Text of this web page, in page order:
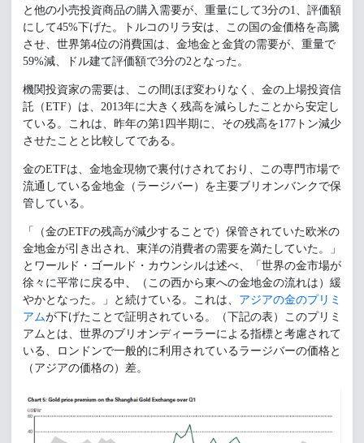
と他の小売投資商品の購入需要が、重量にして3分の1、評価額
にして45%下げた。トルコのリラ安は、この国の金価格を高騰
させ、世界第4位の消費国は、金地金と金貨の需要が、重量で
59%減、ドル建て評価額で3分の2となった。
機関投資家の需要は、この間ほぼ変わりなく、金の上場投資信
託（ETF）は、2013年に大きく残高を減らしたことから安定し
ている。これは、昨年の第1四半期に、その残高を177トン減少
させたことと比較してである。
金のETFは、金地金現物で裏付けされており、この専門市場で
流通している金地金（ラージバー）を主要ブリオンバンクで保
管している。
「（金のETFの残高が減少することで）保管されていた欧米の
金地金が引き出され、東洋の消費者の需要を満たしていた。」
とワールド・ゴールド・カウンシルは述べ、「世界の金市場が
徐々に平常に戻る中、（この西から東への金地金の流れは）緩
やかとなった。」と続けている。これは、 アジアの金のプリミ
アムが下げたことで証明されている。（下記の表）このプリミ
アムとは、世界のブリオンディーラーによる指標と考慮されて
いる、ロンドンで一般的に利用されているラージバーの価格と
（アジアの価格の）差。